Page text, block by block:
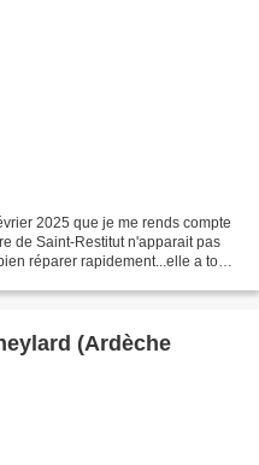
2025 que je me rends compte
de Saint-Restitut n'apparait pas
réparer rapidement...elle a tout
(Ardèche